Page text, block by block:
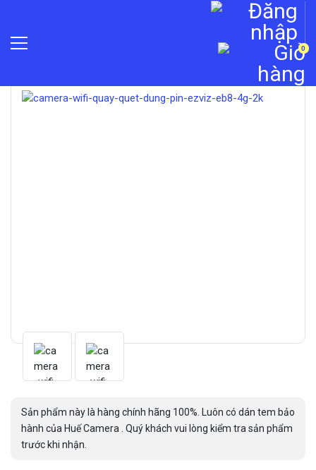
0
Sản phẩm này là hàng chính hãng 100%. Luôn có dán tem bảo
hành của Huế Camera . Quý khách vui lòng kiểm tra sản phẩm
trước khi nhận.